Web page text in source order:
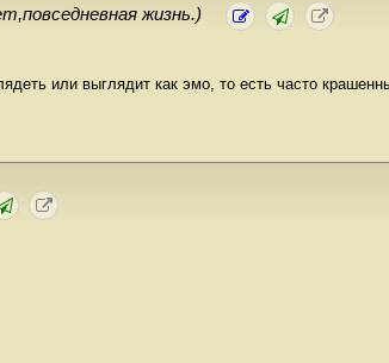
жизнь.)
или выглядит как эмо, то есть часто